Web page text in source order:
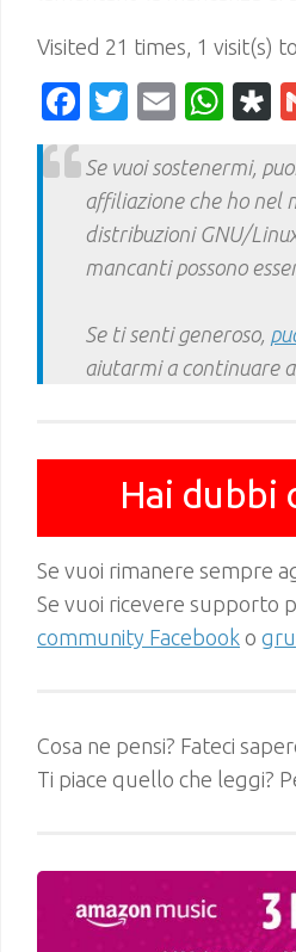
Visited 21 times, 1 visit(s)
Facebook
Twitter
Email
Se vuoi sostenermi,
affiliazione che ho nel
distribuzioni GNU/
mancanti possono
Se ti senti generoso,
aiutarmi a continuare
Hai dubbi
Se vuoi rimanere sempre
Se vuoi ricevere supporto
community Facebook o
Cosa ne pensi? Fateci
Ti piace quello che leggi?